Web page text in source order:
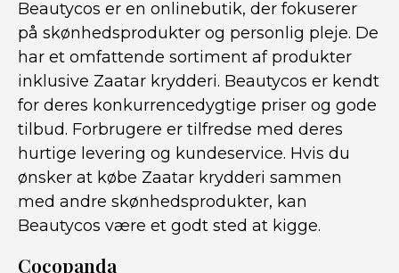
Beautycos er en onlinebutik, der fokuserer
på skønhedsprodukter og personlig pleje. De
har et omfattende sortiment af produkter
inklusive Zaatar krydderi. Beautycos er kendt
for deres konkurrencedygtige priser og gode
tilbud. Forbrugere er tilfredse med deres
hurtige levering og kundeservice. Hvis du
ønsker at købe Zaatar krydderi sammen
med andre skønhedsprodukter, kan
Beautycos være et godt sted at kigge.
Cocopanda